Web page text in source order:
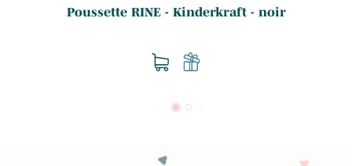
Poussette RINE - Kinderkraft - noir